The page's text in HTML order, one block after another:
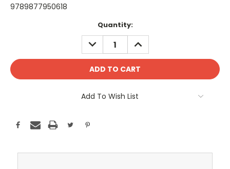
9789877950618
Quantity:
DECREASE
QUANTITY:
INCREASE
QUANTITY:
Add To Wish List